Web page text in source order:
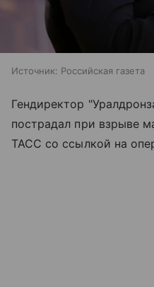
Источник: Российская газета
Гендиректор
пострадал при взрыве
ТАСС со ссылкой на